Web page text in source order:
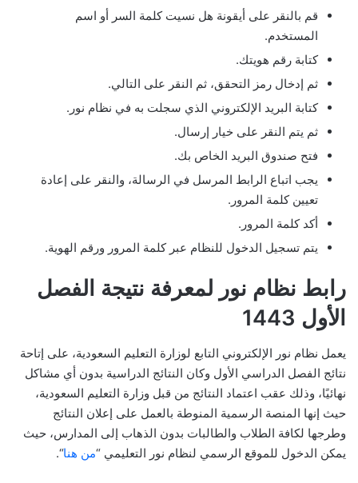
قم بالنقر على أيقونة هل نسيت كلمة السر أو اسم
المستخدم.
كتابة رقم هويتك.
ثم إدخال رمز التحقق، ثم النقر على التالي.
كتابة البريد الإلكتروني الذي سجلت به في نظام نور.
ثم يتم النقر على خيار إرسال.
فتح صندوق البريد الخاص بك.
يجب اتباع الرابط المرسل في الرسالة، والنقر على إعادة
تعيين كلمة المرور.
أكد كلمة المرور.
يتم تسجيل الدخول للنظام عبر كلمة المرور ورقم الهوية.
رابط نظام نور لمعرفة نتيجة الفصل
الأول 1443
يعمل نظام نور الإلكتروني التابع لوزارة التعليم السعودية، على إتاحة
نتائج الفصل الدراسي الأول وكان النتائج الدراسية بدون أي مشاكل
نهائيًا، وذلك عقب اعتماد النتائج من قبل وزارة التعليم السعودية،
حيث إنها المنصة الرسمية المنوطة بالعمل على إعلان النتائج
وطرجها لكافة الطلاب والطالبات بدون الذهاب إلى المدارس، حيث
يمكن الدخول للموقع الرسمي لنظام نور التعليمي “من هنا“.